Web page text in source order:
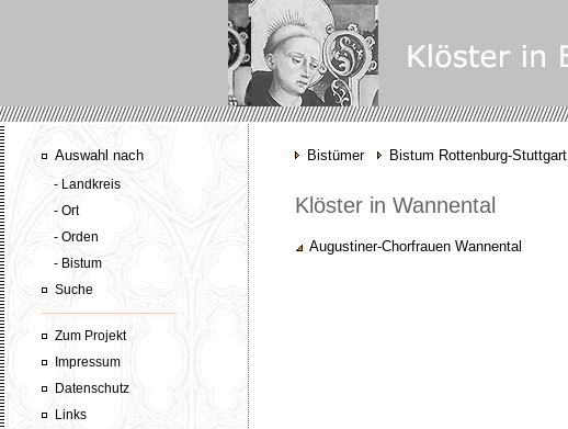
Auswahl nach
- Landkreis
- Ort
- Orden
- Bistum
Suche
Zum Projekt
Impressum
Datenschutz
Links
Bistümer Bistum Rottenburg-Stuttgart
Klöster in Wannental
Augustiner-Chorfrauen Wannental